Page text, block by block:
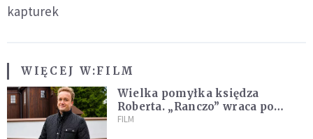
kapturek
WIĘCEJ W:FILM
Wielka pomyłka księdza
Roberta. „Ranczo” wraca po
latach
FILM